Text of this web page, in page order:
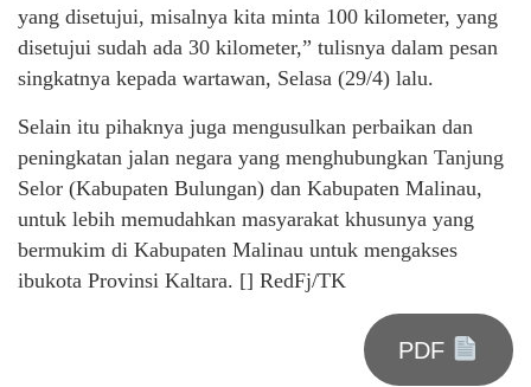
yang disetujui, misalnya kita minta 100 kilometer, yang
disetujui sudah ada 30 kilometer,” tulisnya dalam pesan
singkatnya kepada wartawan, Selasa (29/4) lalu.
Selain itu pihaknya juga mengusulkan perbaikan dan
peningkatan jalan negara yang menghubungkan Tanjung
Selor (Kabupaten Bulungan) dan Kabupaten Malinau,
untuk lebih memudahkan masyarakat khusunya yang
bermukim di Kabupaten Malinau untuk mengakses
ibukota Provinsi Kaltara. [] RedFj/TK
PDF